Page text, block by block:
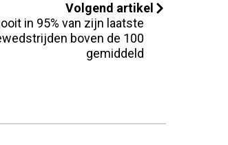
Volgend artikel
in 95% van zijn laatste
boven de 100
gemiddeld